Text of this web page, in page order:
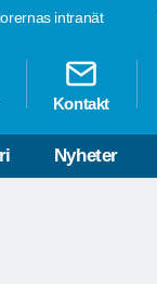
intranät
Kontakt
Nyheter